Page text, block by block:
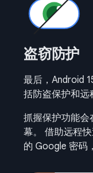
盗窃防护
最后，Android
括防盗保护和远
抓握保护功能会
幕。 借助远程
的 Google 密码